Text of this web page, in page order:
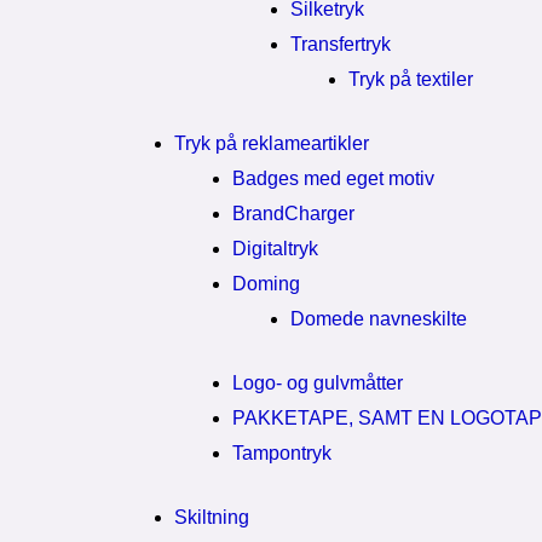
Silketryk
Transfertryk
Tryk på textiler
Tryk på reklameartikler
Badges med eget motiv
BrandCharger
Digitaltryk
Doming
Domede navneskilte
Logo- og gulvmåtter
PAKKETAPE, SAMT EN
Tampontryk
Skiltning